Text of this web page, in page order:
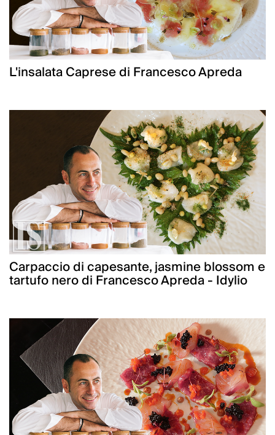
L'insalata Caprese di Francesco Apreda
Carpaccio di capesante, jasmine blossom e
tartufo nero di Francesco Apreda - Idylio